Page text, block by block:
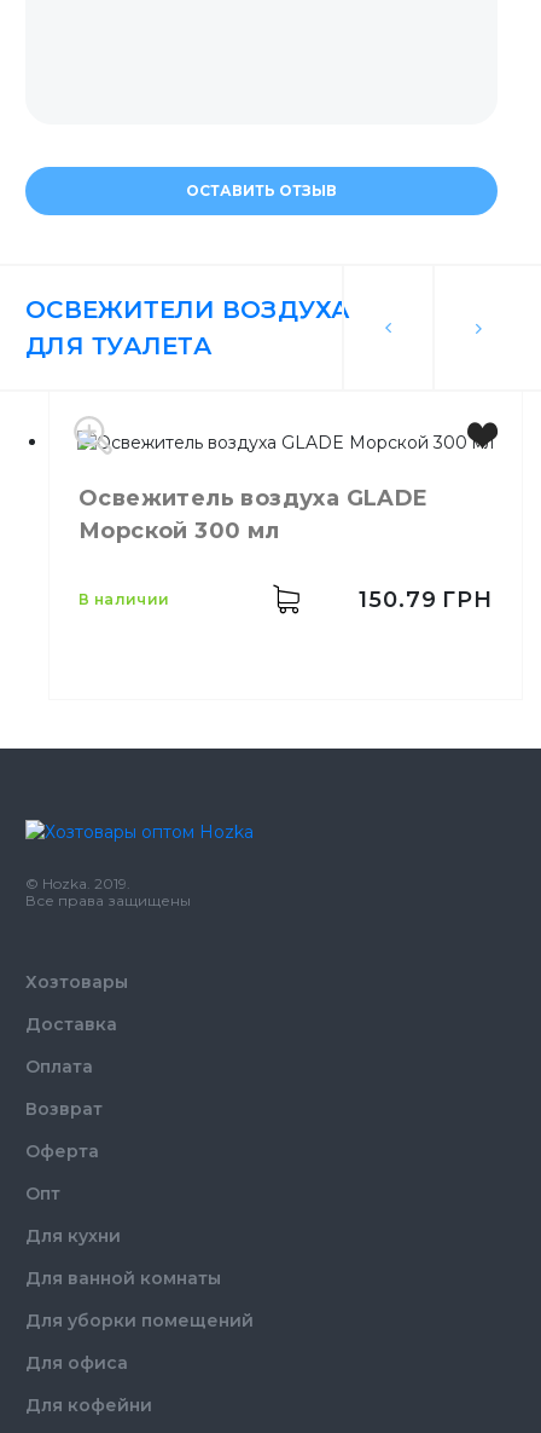
ОСТАВИТЬ ОТЗЫВ
ОСВЕЖИТЕЛИ ВОЗДУХА
ДЛЯ ТУАЛЕТА
Освежитель воздуха GLADE
Морской 300 мл
Емкость
Назначение
в наличии 150.79 ГРН
© Hozka. 2019.
Все права защищены
Хозтовары
Доставка
Оплата
Возврат
Оферта
Опт
Для кухни
Для ванной комнаты
Для уборки помещений
Для офиса
Для кофейни